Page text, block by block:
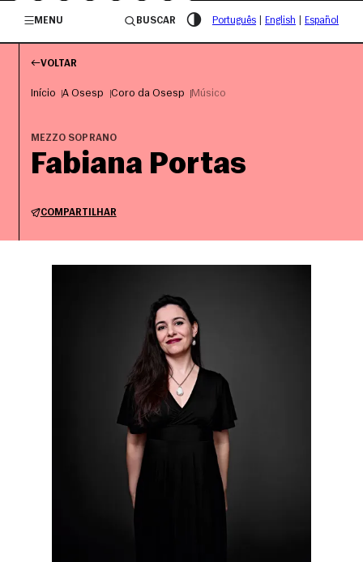
/governosp
MENU
BUSCAR Português English Español
VOLTAR
Início A Osesp Coro da Osesp Músico
MEZZO SOPRANO
Fabiana Portas
COMPARTILHAR